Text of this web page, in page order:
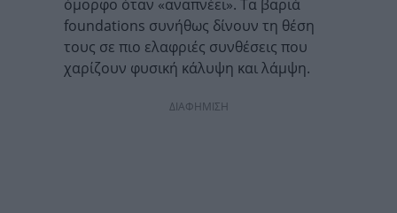
όμορφο όταν «αναπνέει». Τα βαριά
foundations συνήθως δίνουν τη θέση
τους σε πιο ελαφριές συνθέσεις που
χαρίζουν φυσική κάλυψη και λάμψη.
ΔΙΑΦΗΜΙΣΗ